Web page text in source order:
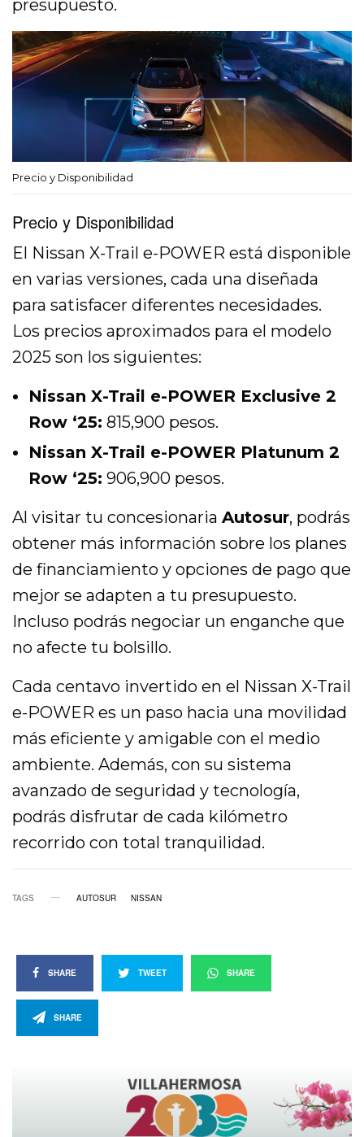
presupuesto.
Precio y Disponibilidad
Precio y Disponibilidad
El Nissan X-Trail e-POWER está disponible
en varias versiones, cada una diseñada
para satisfacer diferentes necesidades.
Los precios aproximados para el modelo
2025 son los siguientes:
Nissan X-Trail e-POWER Exclusive 2
Row ‘25: 815,900 pesos.
Nissan X-Trail e-POWER Platunum 2
Row ‘25: 906,900 pesos.
Al visitar tu concesionariaAutosur, podrás
obtener más información sobre los planes
de financiamiento y opciones de pago que
mejor se adapten a tu presupuesto.
Incluso podrás negociar un enganche que
no afecte tu bolsillo.
Cada centavo invertido en el Nissan X-Trail
e-POWER es un paso hacia una movilidad
más eficiente y amigable con el medio
ambiente. Además, con su sistema
avanzado de seguridad y tecnología,
podrás disfrutar de cada kilómetro
recorrido con total tranquilidad.
TAGS AUTOSUR NISSAN
SHARE TWEET SHARE
SHARE